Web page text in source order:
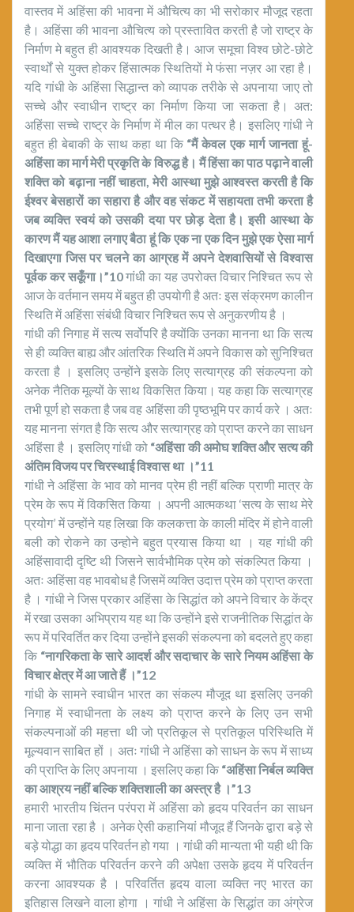
वास्तव में अहिंसा की भावना में औचित्य का भी सरोकार मौजूद रहता
है। अहिंसा की भावना औचित्य को प्रस्तावित करती है जो राष्ट्र के
निर्माण मे बहुत ही आवश्यक दिखती है। आज समूचा विश्व छोटे-छोटे
स्वार्थों से युक्त होकर हिंसात्मक स्थितियों मे फंसा नज़र आ रहा है।
यदि गांधी के अहिंसा सिद्धान्त को व्यापक तरीके से अपनाया जाए तो
सच्चे और स्वाधीन राष्ट्र का निर्माण किया जा सकता है। अत:
अहिंसा सच्चे राष्ट्र के निर्माण में मील का पत्थर है। इसलिए गांधी ने
बहुत ही बेबाकी के साथ कहा था कि “मैं केवल एक मार्ग जानता हूं-
अहिंसा का मार्ग मेरी प्रकृति के विरुद्ध है। मैं हिंसा का पाठ पढ़ाने वाली
शक्ति को बढ़ाना नहीं चाहता, मेरी आस्था मुझे आश्वस्त करती है कि
ईश्वर बेसहारों का सहारा है और वह संकट में सहायता तभी करता है
जब व्यक्ति स्वयं को उसकी दया पर छोड़ देता है। इसी आस्था के
कारण मैं यह आशा लगाए बैठा हूं कि एक ना एक दिन मुझे एक ऐसा मार्ग
दिखाएगा जिस पर चलने का आग्रह में अपने देशवासियों से विश्वास
पूर्वक कर सकूँगा।”10गांधी का यह उपरोक्त विचार निश्चित रूप से
आज के वर्तमान समय में बहुत ही उपयोगी है अतः इस संक्रमण कालीन
स्थिति में अहिंसा संबंधी विचार निश्चित रूप से अनुकरणीय है ।
गांधी की निगाह में सत्य सर्वोपरि है क्योंकि उनका मानना था कि सत्य
से ही व्यक्ति बाह्य और आंतरिक स्थिति में अपने विकास को सुनिश्चित
करता है । इसलिए उन्होंने इसके लिए सत्याग्रह की संकल्पना को
अनेक नैतिक मूल्यों के साथ विकसित किया। यह कहा कि सत्याग्रह
तभी पूर्ण हो सकता है जब वह अहिंसा की पृष्ठभूमि पर कार्य करे । अतः
यह मानना संगत है कि सत्य और सत्याग्रह को प्राप्त करने का साधन
अहिंसा है । इसलिए गांधी को “अहिंसा की अमोघ शक्ति और सत्य की
अंतिम विजय पर चिरस्थाई विश्वास था ।”11
गांधी ने अहिंसा के भाव को मानव प्रेम ही नहीं बल्कि प्राणी मात्र के
प्रेम के रूप में विकसित किया । अपनी आत्मकथा ‘सत्य के साथ मेरे
प्रयोग’ में उन्होंने यह लिखा कि कलकत्ता के काली मंदिर में होने वाली
बली को रोकने का उन्होने बहुत प्रयास किया था । यह गांधी की
अहिंसावादी दृष्टि थी जिसने सार्वभौमिक प्रेम को संकल्पित किया ।
अतः अहिंसा वह भावबोध है जिसमें व्यक्ति उदात्त प्रेम को प्राप्त करता
है । गांधी ने जिस प्रकार अहिंसा के सिद्धांत को अपने विचार के केंद्र
में रखा उसका अभिप्राय यह था कि उन्होंने इसे राजनीतिक सिद्धांत के
रूप में परिवर्तित कर दिया उन्होंने इसकी संकल्पना को बदलते हुए कहा
कि “नागरिकता के सारे आदर्श और सदाचार के सारे नियम अहिंसा के
विचार क्षेत्र में आ जाते हैं ।”12
गांधी के सामने स्वाधीन भारत का संकल्प मौजूद था इसलिए उनकी
निगाह में स्वाधीनता के लक्ष्य को प्राप्त करने के लिए उन सभी
संकल्पनाओं की महत्ता थी जो प्रतिकूल से प्रतिकूल परिस्थिति में
मूल्यवान साबित हों । अतः गांधी ने अहिंसा को साधन के रूप में साध्य
की प्राप्ति के लिए अपनाया । इसलिए कहा कि “अहिंसा निर्बल व्यक्ति
का आश्रय नहीं बल्कि शक्तिशाली का अस्त्र है ।”13
हमारी भारतीय चिंतन परंपरा में अहिंसा को हृदय परिवर्तन का साधन
माना जाता रहा है । अनेक ऐसी कहानियां मौजूद हैं जिनके द्वारा बड़े से
बड़े योद्धा का हृदय परिवर्तन हो गया । गांधी की मान्यता भी यही थी कि
व्यक्ति में भौतिक परिवर्तन करने की अपेक्षा उसके हृदय में परिवर्तन
करना आवश्यक है । परिवर्तित हृदय वाला व्यक्ति नए भारत का
इतिहास लिखने वाला होगा । गांधी ने अहिंसा के सिद्धांत का अंग्रेज